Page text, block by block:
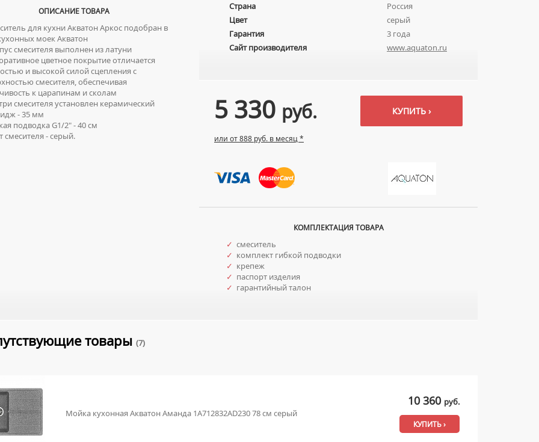
ОПИСАНИЕ ТОВАРА
для кухни Акватон Aркос подобран в
моек Акватон
смесителя выполнен из латуни
цветное покрытие отличается
и высокой силой сцепления с
смесителя, обеспечивая
к царапинам и сколам
смесителя установлен керамический
- 35 мм
подводка G1/2" - 40 см
смесителя - серый.
Страна
Россия
Цвет
серый
Гарантия
3 года
Сайт производителя
www.aquaton.ru
5 330 руб.
или от 888 руб. в месяц *
КУПИТЬ ›
КОМПЛЕКТАЦИЯ ТОВАРА
✓ смеситель
✓ комплект гибкой подводки
✓ крепеж
✓ паспорт изделия
✓ гарантийный талон
товары (7)
Мойка кухонная Акватон Аманда 1A712832AD230 78 см серый
10 360 руб.
КУПИТЬ ›